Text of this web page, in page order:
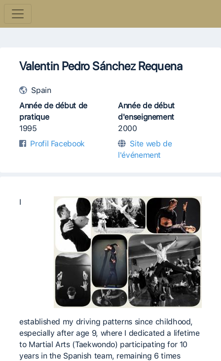
Valentin Pedro Sánchez Requena
Spain
Année de début de
pratique
1995
Année de début
d'enseignement
2000
Profil Facebook
Site web de
l'événement
I
established my driving patterns since childhood,
especially after age 9, where I dedicated a lifetime
to Martial Arts (Taekwondo) participating for 10
years in the Spanish team, remaining 6 times